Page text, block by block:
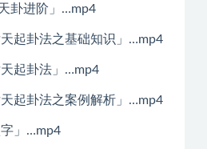
卦进阶」…mp4
起卦法之基础知识」…mp4
起卦法」…mp4
起卦法之案例解析」…mp4
」…mp4